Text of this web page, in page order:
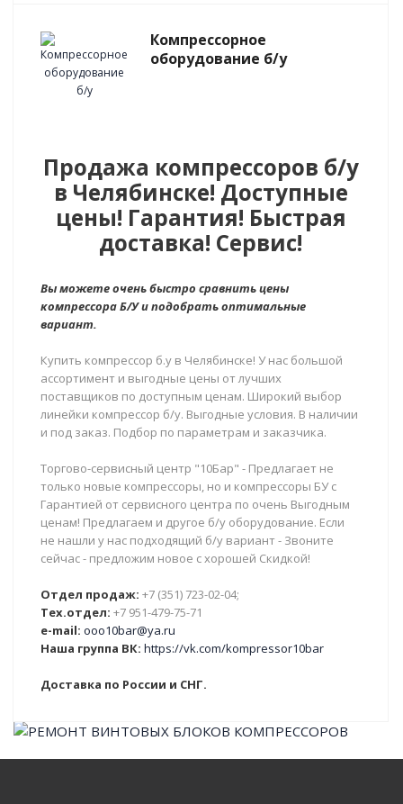
Компрессорное
оборудование б/у
Продажа компрессоров б/у
в Челябинске! Доступные
цены! Гарантия! Быстрая
доставка! Сервис!
Вы можете очень быстро сравнить цены
компрессора Б/У и подобрать оптимальные
вариант.
Купить компрессор б.у в Челябинске! У нас большой
ассортимент и выгодные цены от лучших
поставщиков по доступным ценам. Широкий выбор
линейки компрессор б/у. Выгодные условия. В наличии
и под заказ. Подбор по параметрам и заказчика.
Торгово-сервисный центр "10Бар" - Предлагает не
только новые компрессоры, но и компрессоры БУ с
Гарантией от сервисного центра по очень Выгодным
ценам! Предлагаем и другое б/у оборудование. Если
не нашли у нас подходящий б/у вариант - Звоните
сейчас - предложим новое с хорошей Скидкой!
Отдел продаж: +7 (351) 723-02-04;
Тех.отдел: +7 951-479-75-71
e-mail: ooo10bar@ya.ru
Наша группа ВК: https://vk.com/kompressor10bar
Доставка по России и СНГ.